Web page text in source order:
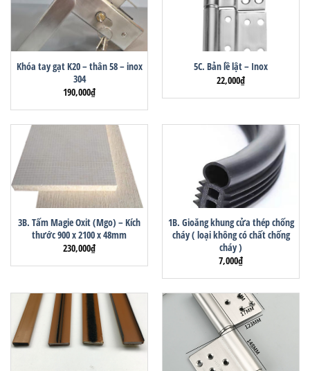
Khóa tay gạt K20 – thân 58 – inox
304
190,000₫
5C. Bản lề lật – Inox
22,000₫
3B. Tấm Magie Oxit (Mgo) – Kích
thước 900 x 2100 x 48mm
230,000₫
1B. Gioăng khung cửa thép chống
cháy ( loại không có chất chống
cháy )
7,000₫